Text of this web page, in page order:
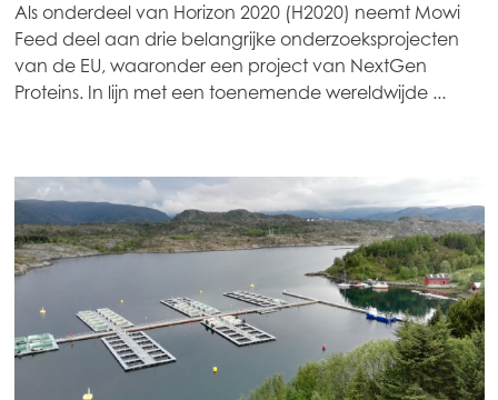
Europe
Mowi Belgium (FR)
Mowi Belgium (NL)
Mowi Czechia (EN)
Mowi Faroe Islands
Mowi France
Mowi Germany
Mowi Ireland
Mowi Italy
Ga verder
Als onderdeel van Horizon 2020 (H2020) neemt Mowi
Feed deel aan drie belangrijke onderzoeksprojecten
van de EU, waaronder een project van NextGen
Proteins. In lijn met een toenemende wereldwijde ...